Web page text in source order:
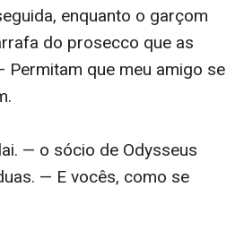
enquanto o garçom
do prosecco que as
Permitam que meu amigo se
— o sócio de Odysseus
— E vocês, como se